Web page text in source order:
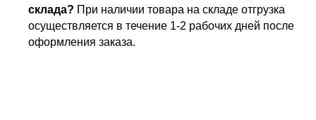
склада? При наличии товара на складе отгрузка
осуществляется в течение 1-2 рабочих дней после
оформления заказа.